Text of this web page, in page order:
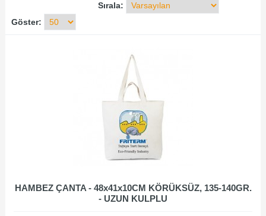
Sırala:
Göster:
HAMBEZ ÇANTA - 48x41x10CM KÖRÜKSÜZ, 135-140GR.
- UZUN KULPLU